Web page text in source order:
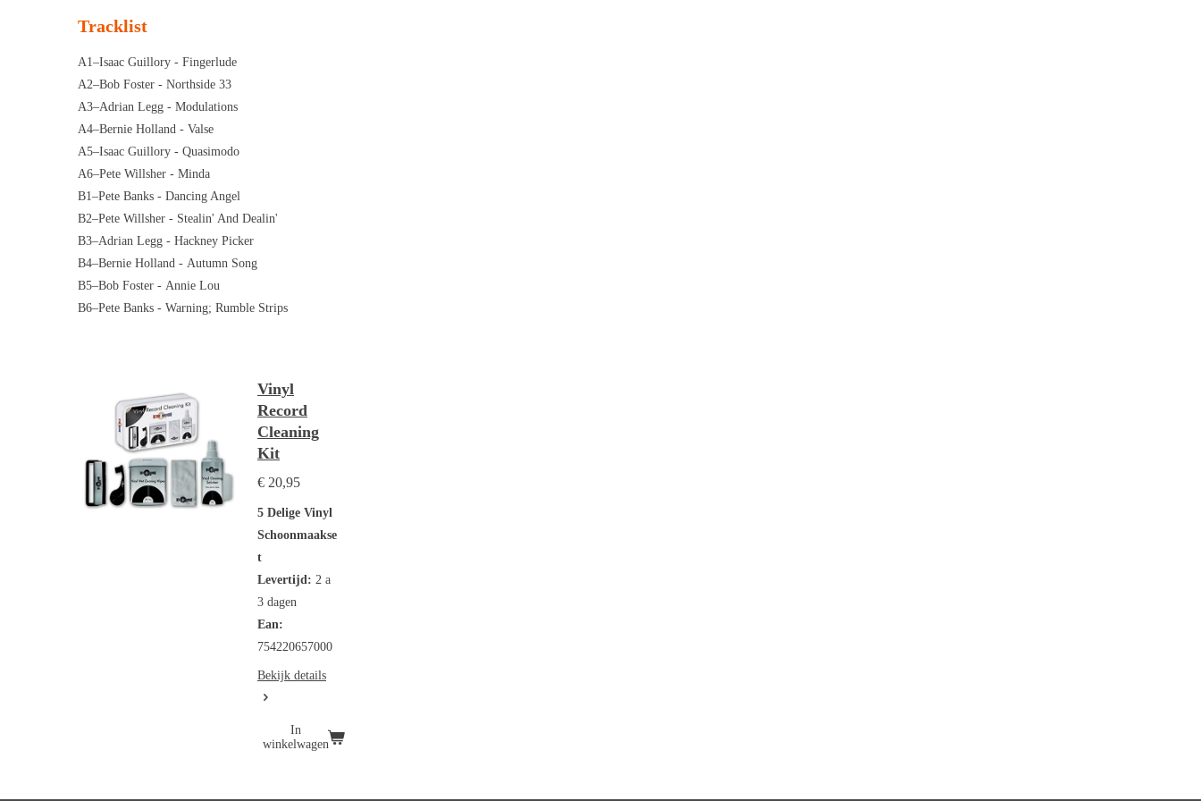
Tracklist
A1 –Isaac Guillory - Fingerlude
A2–Bob Foster - Northside 33
A3–Adrian Legg - Modulations
A4–Bernie Holland - Valse
A5–Isaac Guillory - Quasimodo
A6–Pete Willsher - Minda
B1 –Pete Banks - Dancing Angel
B2–Pete Willsher - Stealin' And Dealin'
B3–Adrian Legg - Hackney Picker
B4–Bernie Holland - Autumn Song
B5–Bob Foster - Annie Lou
B6–Pete Banks - Warning; Rumble Strips
Vinyl
Record
Cleaning
Kit
€ 20,95
5 Delige Vinyl
Schoonmaakse
t
Levertijd: 2 a
3 dagen
Ean:
754220657000
Bekijk details
In
winkelwagen